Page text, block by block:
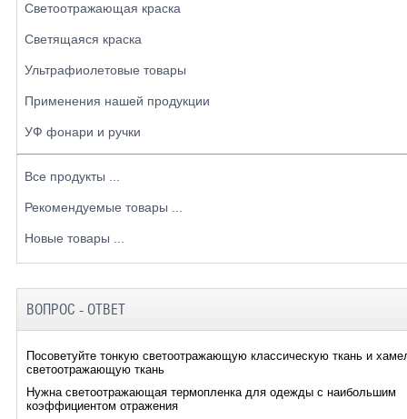
Светоотражающая краска
Светящаяся краска
Ультрафиолетовые товары
Применения нашей продукции
УФ фонари и ручки
Все продукты ...
Рекомендуемые товары ...
Новые товары ...
ВОПРОС - ОТВЕТ
Посоветуйте тонкую светоотражающую классическую ткань и
светоотражающую ткань
Нужна светоотражающая термопленка для одежды с наибольшим
коэффициентом отражения